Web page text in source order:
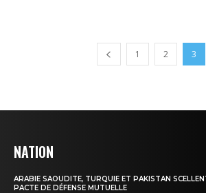
1 2 3
NATION
ARABIE SAOUDITE, TURQUIE ET PAKISTAN
PACTE DE DÉFENSE MUTUELLE